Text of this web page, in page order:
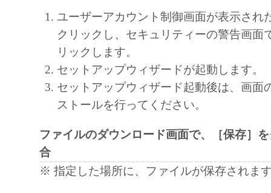
または付随的な損害を含むがこれらに限定
損害を言います。）について、適用法で認
一切の責任を負わないものとします。たと
キヤノンのライセンサー、キヤノンの子会
関連会社、それらの販売代理店または販売
の可能性について知らされていた場合でも
社、キヤノンの関連会社、それらの販売代
店のいずれも、「本ソフトウェア」、また
ェア」の使用に起因または関連してお客様
ユーザーアカウント制御画面が表示され
クリックし、セキュリティーの警告画面
リックします。
セットアップウィザードが起動します。
セットアップウィザード起動後は、画面
ストールを行ってください。
ファイルのダウンロード画面で、［保存］
合
※ 指定した場所に、ファイルが保存されま